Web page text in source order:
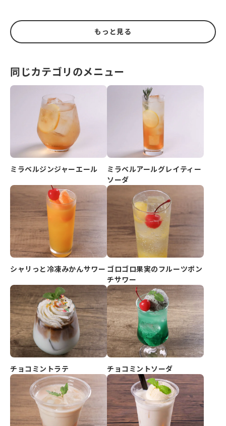
もっと見る
同じカテゴリのメニュー
ミラベルジンジャーエール
ミラベルアールグレイティー
ソーダ
シャリっと冷凍みかんサワー ゴロゴロ果実のフルーツポン
チサワー
チョコミントラテ チョコミントソーダ